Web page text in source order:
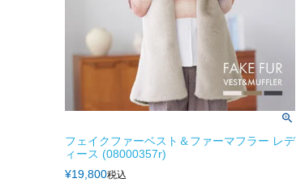
フェイクファーベスト＆ファーマフラー レデ
ィース (08000357r)
¥19,800税込